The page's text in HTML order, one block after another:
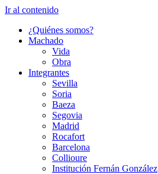
Ir al contenido
¿Quiénes somos?
Machado
Vida
Obra
Integrantes
Sevilla
Soria
Baeza
Segovia
Madrid
Rocafort
Barcelona
Collioure
Institución Fernán González